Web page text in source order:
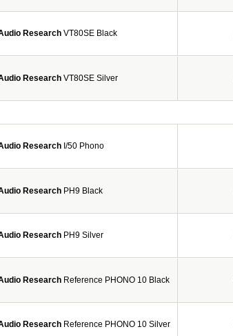
Research VT80SE Black
Research VT80SE Silver
Research I/50 Phono
Research PH9 Black
Research PH9 Silver
Research Reference PHONO 10 Black
Research Reference PHONO 10 Silver